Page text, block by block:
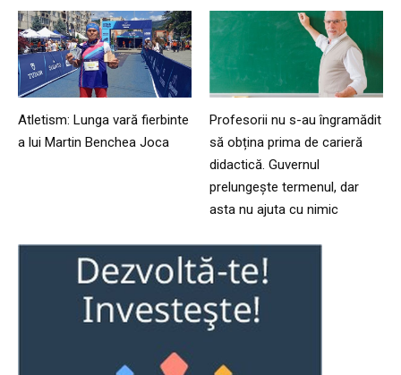
Atletism: Lunga vară fierbinte
a lui Martin Benchea Joca
Profesorii nu s-au îngramădit
să obțina prima de carieră
didactică. Guvernul
prelungește termenul, dar
asta nu ajuta cu nimic